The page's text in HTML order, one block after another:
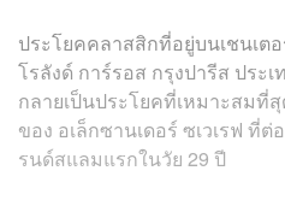
ประโยคคลาสสิกที่อยู่บนเชนเต
โรลังด์ การ์รอส กรุงปารีส ประเ
กลายเป็นประโยคที่เหมาะสมที่
ของ อเล็กซานเดอร์ ซเวเรฟ ที่
รนด์สแลมแรกในวัย 29 ปี